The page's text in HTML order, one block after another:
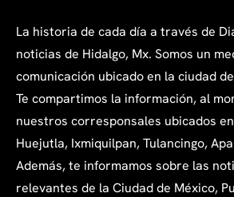
La historia de cada día a través de
noticias de Hidalgo, Mx. Somos un
comunicación ubicado en la ciudad
Te compartimos la información, al
nuestros corresponsales ubicados
Huejutla, Ixmiquilpan, Tulancingo,
Además, te informamos sobre las
relevantes de la Ciudad de México,